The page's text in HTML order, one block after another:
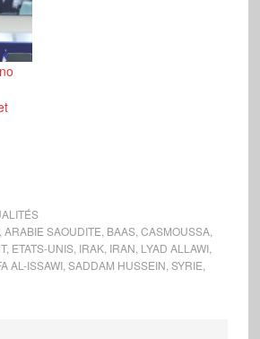
ARABIE SAOUDITE BAAS, CASMOUSSA,
, ETATS-UNIS, IRAK, IRAN LYAD ALLAWI,
AL-ISSAWI, SADDAM HUSSEIN SYRIE